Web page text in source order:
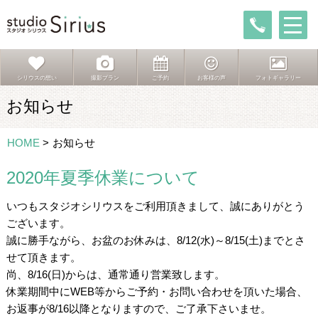
シリウスの想い 撮影プラン ご予約 お客様の声 フォトギャラリー
お知らせ
HOME > お知らせ
2020年夏季休業について
いつもスタジオシリウスをご利用頂きまして、誠にありがとう
ございます。
誠に勝手ながら、お盆のお休みは、8/12(水)～8/15(土)までとさ
せて頂きます。
尚、8/16(日)からは、通常通り営業致します。
休業期間中にWEB等からご予約・お問い合わせを頂いた場合、
お返事が8/16以降となりますので、ご了承下さいませ。